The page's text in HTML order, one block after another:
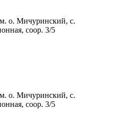
м. о. Мичуринский, с.
соор. 3/5
м. о. Мичуринский, с.
соор. 3/5